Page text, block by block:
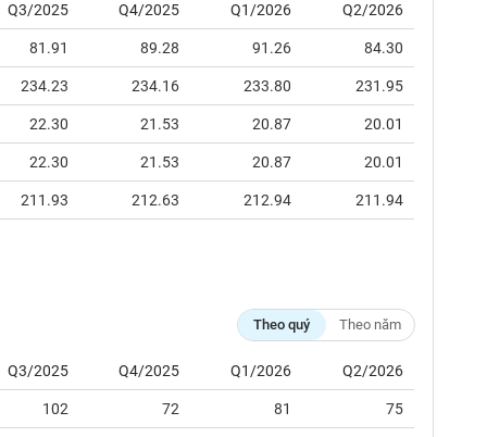
Q3/2025 Q4/2025 Q1/2026 Q2/2026
81.91 89.28 91.26 84.30
234.23 234.16 233.80 231.95
22.30 21.53 20.87 20.01
22.30 21.53 20.87 20.01
211.93 212.63 212.94 211.94
Theo quý Theo năm
Q3/2025 Q4/2025 Q1/2026 Q2/2026
102 72 81 75